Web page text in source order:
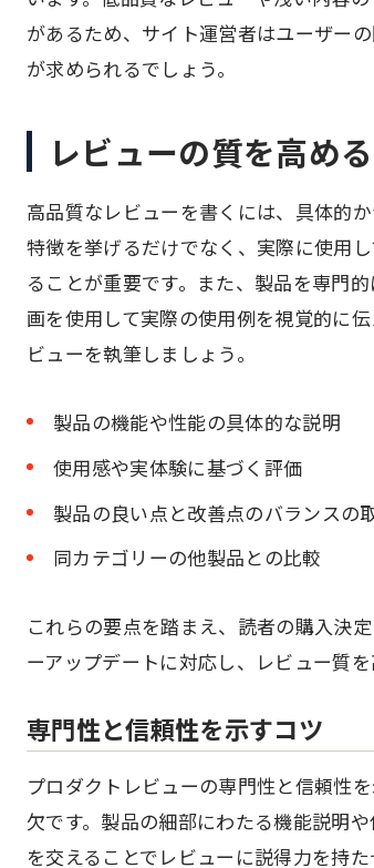
があるため、サイト運営者はユーザー
が求められるでしょう。
レビューの質を高め
高品質なレビューを書くには、具体的
特徴を挙げるだけでなく、実際に使用
ることが重要です。また、製品を専門
画を使用して実際の使用例を視覚的に
ビューを執筆しましょう。
製品の機能や性能の具体的な説明
使用感や実体験に基づく評価
製品の良い点と改善点のバランスの
同カテゴリーの他製品との比較
これらの要点を踏まえ、読者の購入決
ーアップデートに対応し、レビュー質を
専門性と信頼性を示すコツ
プロダクトレビューの専門性と信頼性
欠です。製品の細部にわたる機能説明
を交えることでレビューに説得力を持